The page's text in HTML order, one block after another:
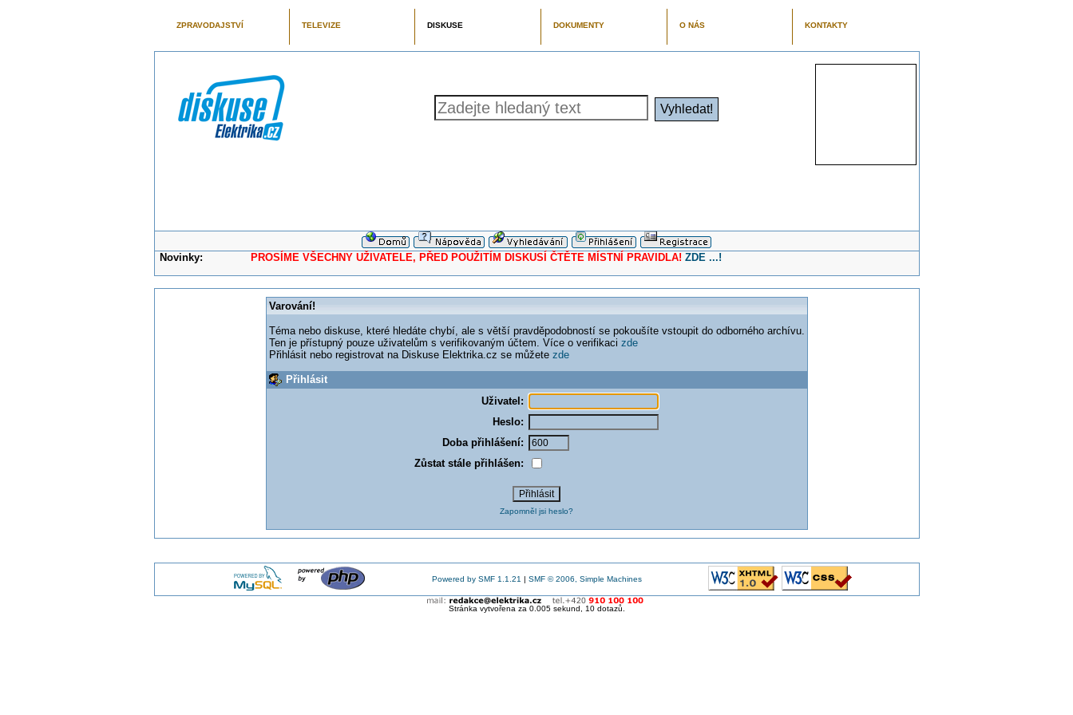
ZPRAVODAJSTVÍ TELEVIZE DISKUSE DOKUMENTY O NÁS KONTAKTY
Novinky: PROSÍME VŠECHNY UŽIVATELE, PŘED POUŽITÍM DISKUSÍ ČTĚTE MÍSTNÍ PRAVIDLA! ZDE ...!
Varování!
Téma nebo diskuse, které hledáte chybí, ale s větší pravděpodobností se pokoušíte vstoupit do odborného archívu.
Ten je přístupný pouze uživatelům s verifikovaným účtem. Více o verifikaci zde
Přihlásit nebo registrovat na Diskuse Elektrika.cz se můžete zde
Přihlásit
Uživatel:
Heslo:
Doba přihlášení:
Zůstat stále přihlášen:
Zapomněl jsi heslo?
Powered by SMF 1.1.21 | SMF © 2006, Simple Machines
Stránka vytvořena za 0.005 sekund, 10 dotazů.